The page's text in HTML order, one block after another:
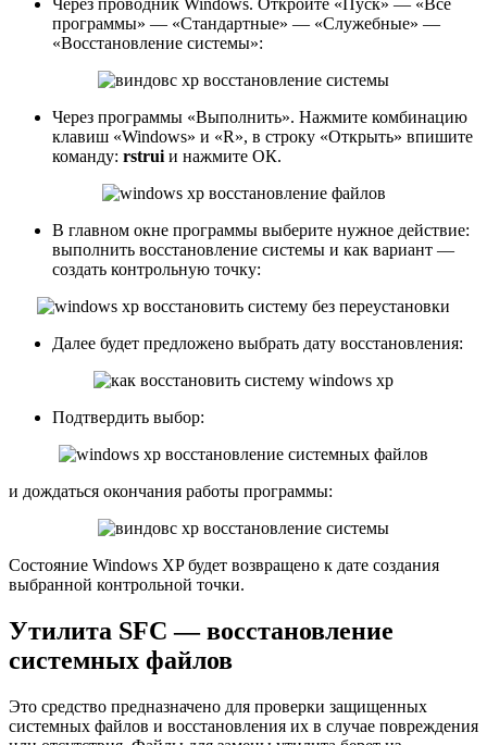
Через проводник Windows. Откройте «Пуск» — «Все
программы» — «Стандартные» — «Служебные» —
«Восстановление системы»:
Через программы «Выполнить». Нажмите комбинацию
клавиш «Windows» и «R», в строку «Открыть» впишите
команду: rstrui и нажмите ОК.
В главном окне программы выберите нужное действие:
выполнить восстановление системы и как вариант —
создать контрольную точку:
Далее будет предложено выбрать дату восстановления:
Подтвердить выбор:
и дождаться окончания работы программы:
Состояние Windows XP будет возвращено к дате создания
выбранной контрольной точки.
Утилита SFC — восстановление
системных файлов
Это средство предназначено для проверки защищенных
системных файлов и восстановления их в случае повреждения